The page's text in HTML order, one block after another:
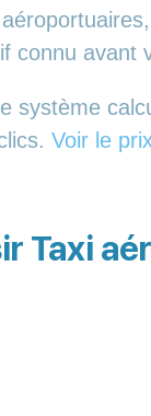
connu avant
système
Voir le
Taxi